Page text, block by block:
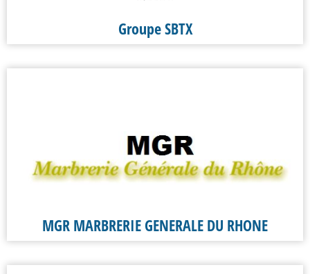
Groupe SBTX
MGR MARBRERIE GENERALE DU RHONE